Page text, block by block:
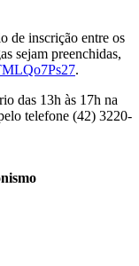
de inscrição entre os
sejam preenchidas,
.
das 13h às 17h na
telefone (42) 3220-